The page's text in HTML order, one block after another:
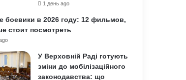
1 день ago
боевики в 2026 году: 12 фильмов,
стоит посмотреть
У Верховній Раді готують
зміни до мобілізаційного
законодавства: що